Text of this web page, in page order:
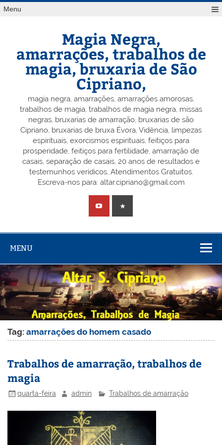
Skip
toMenu
Magia Negra,
amarrações, trabalhos de
magia, bruxaria de São
Cipriano,
magia negra, amarrações, amarrações amorosas,
trabalhos de magia, trabalhos de magia negra, missas
negras, bruxarias de amarração, bruxarias de são
Cipriano, bruxarias de bruxa Évora, Vidência, limpezas
espirituais, exorcismos espirituais, feitiços para
prosperidade, feitiços para fertilidade, amarração de
casais, separação de casais, 20 anos de resultados e
testemunhos verídicos, Atendimentos Gratuitos.
Escreva-nos para: altar.cipriano@gmail.com
MENU
Tag:amarrações do homem casado
Trabalhos de amarração, trabalhos de
magia
quarta-feira admin Trabalhos de amarração